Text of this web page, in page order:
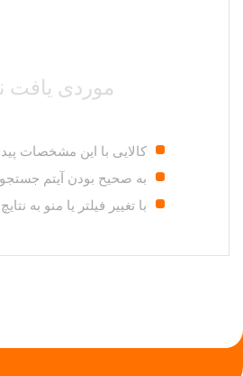
موردی یافت
کالایی با این مشخصات
به صحیح بودن آیتم
با تغییر فیلتر یا منو به